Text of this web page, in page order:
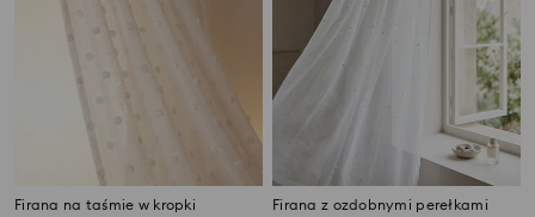
Firana na taśmie w kropki Firana z ozdobnymi perełkami